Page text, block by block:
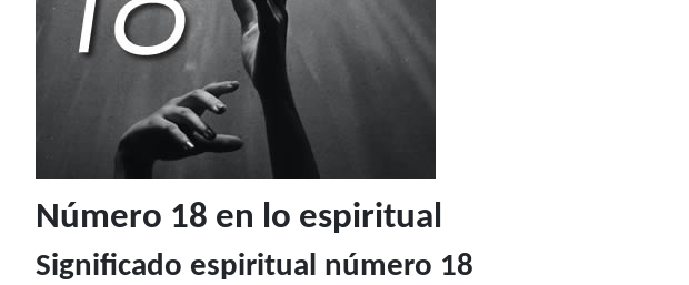
Número 18 en lo espiritual
Significado espiritual número 18